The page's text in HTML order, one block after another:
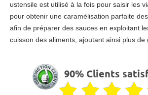
ustensile est utilisé à la fois pour saisir les
pour obtenir une caramélisation parfaite
afin de préparer des sauces en exploitant
cuisson des aliments, ajoutant ainsi plus de
90% Clients